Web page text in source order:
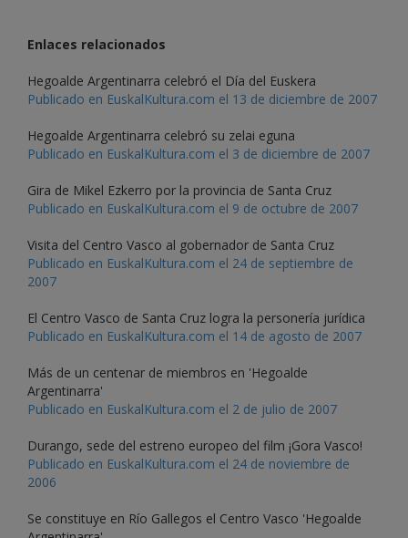
Enlaces relacionados
Hegoalde Argentinarra celebró el Día del Euskera
Publicado en EuskalKultura.com el 13 de diciembre de 2007
Hegoalde Argentinarra celebró su zelai eguna
Publicado en EuskalKultura.com el 3 de diciembre de 2007
Gira de Mikel Ezkerro por la provincia de Santa Cruz
Publicado en EuskalKultura.com el 9 de octubre de 2007
Visita del Centro Vasco al gobernador de Santa Cruz
Publicado en EuskalKultura.com el 24 de septiembre de
2007
El Centro Vasco de Santa Cruz logra la personería jurídica
Publicado en EuskalKultura.com el 14 de agosto de 2007
Más de un centenar de miembros en 'Hegoalde
Argentinarra'
Publicado en EuskalKultura.com el 2 de julio de 2007
Durango, sede del estreno europeo del film ¡Gora Vasco!
Publicado en EuskalKultura.com el 24 de noviembre de
2006
Se constituye en Río Gallegos el Centro Vasco 'Hegoalde